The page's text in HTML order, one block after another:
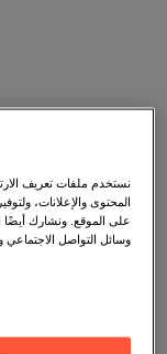
نستخدم ملفات تعريف
المحتوى والإعلانات،
على الموقع. ونشارك
وسائل التواصل الاجتماعي